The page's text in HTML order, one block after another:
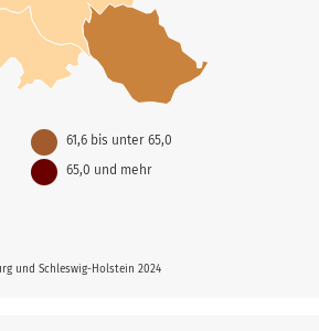
und Schleswig-Holstein 2024
61,6 bis unter 65,0
65,0 und mehr